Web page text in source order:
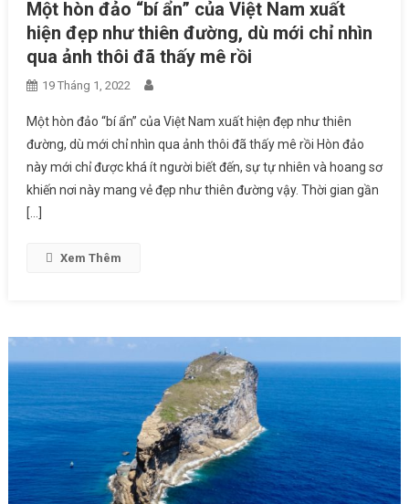
Một hòn đảo “bí ẩn” của Việt Nam xuất
hiện đẹp như thiên đường, dù mới chỉ nhìn
qua ảnh thôi đã thấy mê rồi
19 Tháng 1, 2022
Một hòn đảo “bí ẩn” của Việt Nam xuất hiện đẹp như thiên
đường, dù mới chỉ nhìn qua ảnh thôi đã thấy mê rồi Hòn đảo
này mới chỉ được khá ít người biết đến, sự tự nhiên và hoang sơ
khiến nơi này mang vẻ đẹp như thiên đường vậy. Thời gian gần
[…]
Xem Thêm